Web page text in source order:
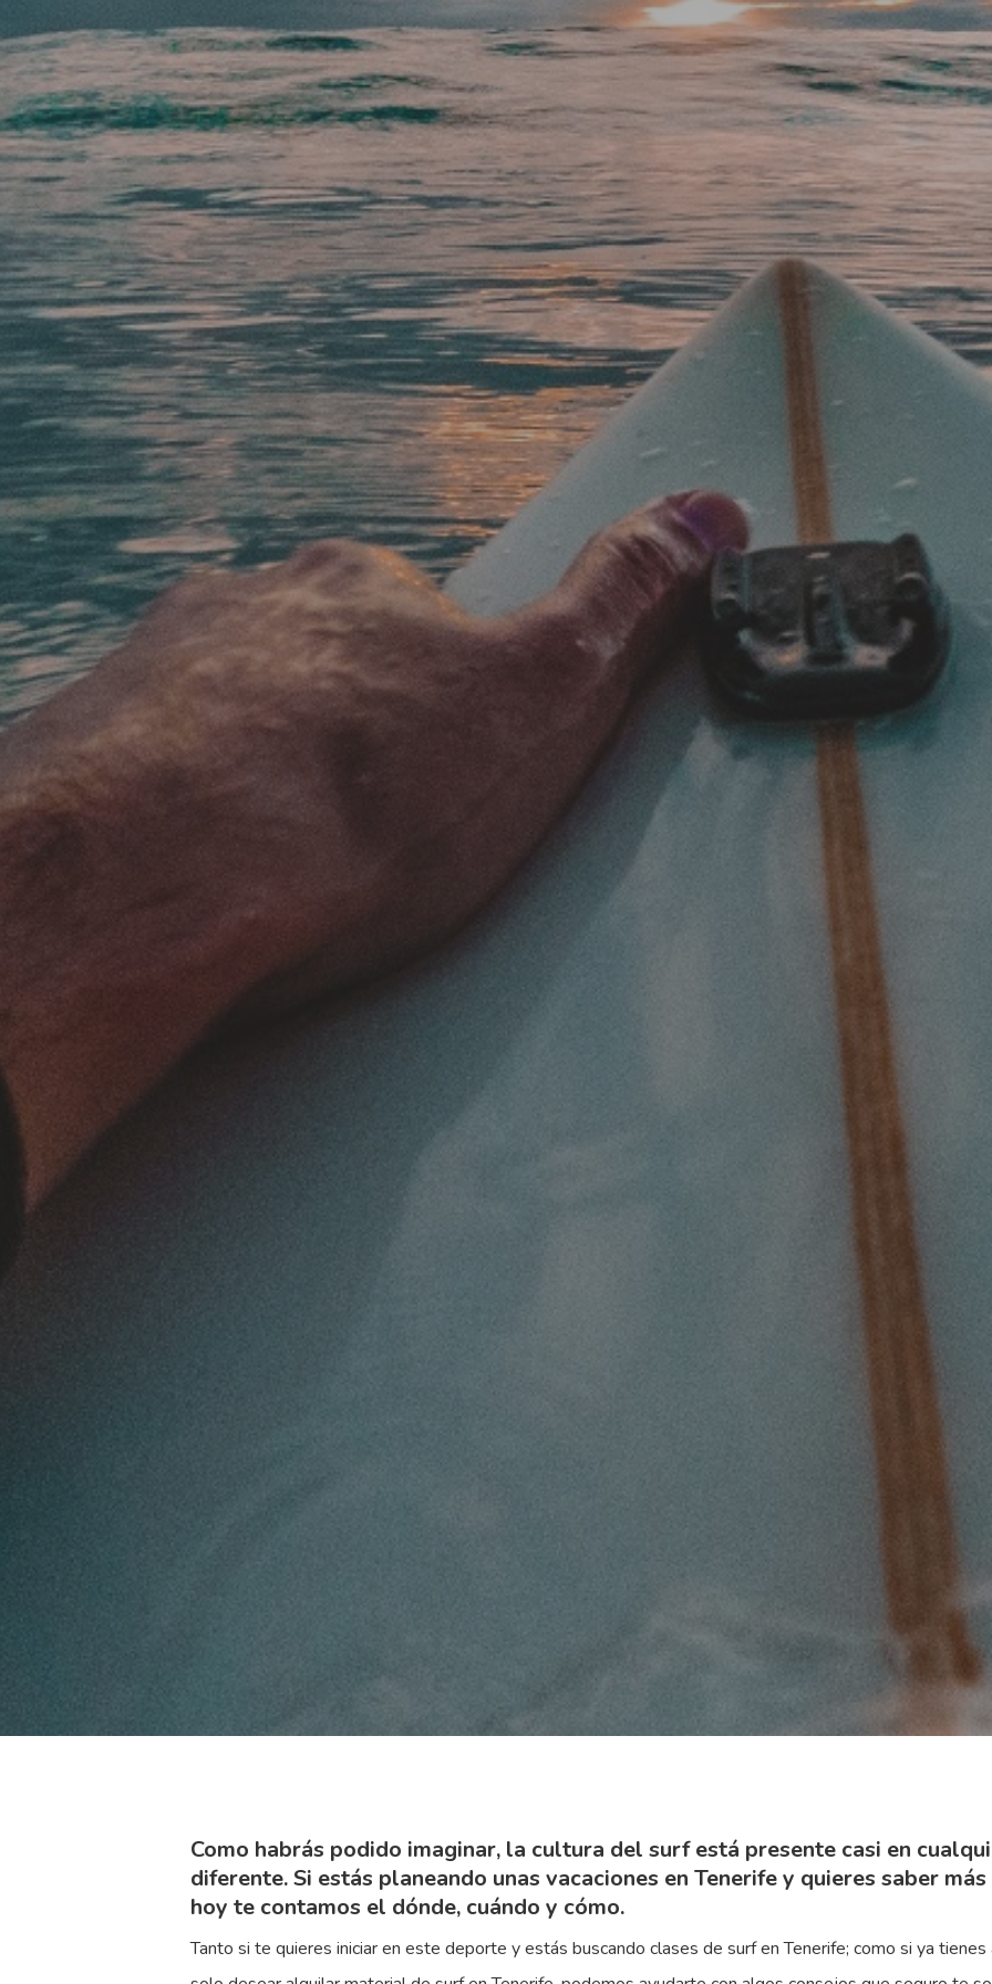
Como habrás podido imaginar, la cultura del surf está presente casi en
diferente. Si estás planeando unas vacaciones en Tenerife y quieres saber
hoy te contamos el dónde, cuándo y cómo.
Tanto si te quieres iniciar en este deporte y estás buscando clases de surf en Tenerife; como si ya